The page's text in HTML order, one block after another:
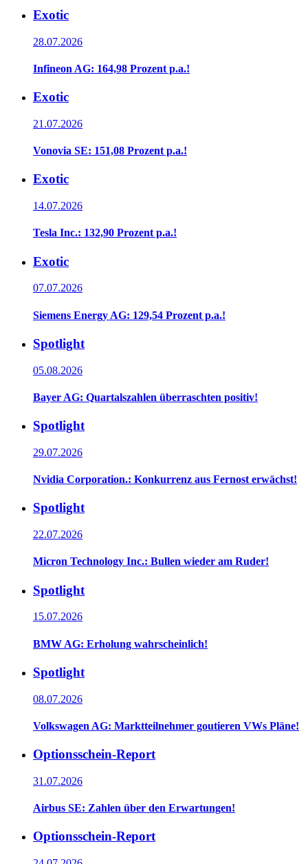
Exotic
28.07.2026
Infineon AG: 164,98 Prozent p.a.!
Exotic
21.07.2026
Vonovia SE: 151,08 Prozent p.a.!
Exotic
14.07.2026
Tesla Inc.: 132,90 Prozent p.a.!
Exotic
07.07.2026
Siemens Energy AG: 129,54 Prozent p.a.!
Spotlight
05.08.2026
Bayer AG: Quartalszahlen überraschten positiv!
Spotlight
29.07.2026
Nvidia Corporation.: Konkurrenz aus Fernost erwächst!
Spotlight
22.07.2026
Micron Technology Inc.: Bullen wieder am Ruder!
Spotlight
15.07.2026
BMW AG: Erholung wahrscheinlich!
Spotlight
08.07.2026
Volkswagen AG: Marktteilnehmer goutieren VWs Pläne!
Optionsschein-Report
31.07.2026
Airbus SE: Zahlen über den Erwartungen!
Optionsschein-Report